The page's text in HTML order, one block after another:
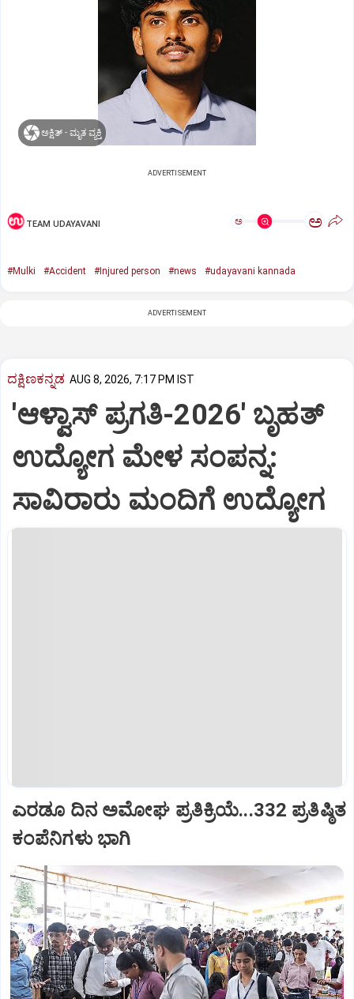
ಅಕ್ಷಿತ್‌ - ಮೃತ ವ್ಯಕ್ತಿ
ADVERTISEMENT
TEAM UDAYAVANI ಅ ಅ
#Mulki #Accident #Injured person #news #udayavani kannada
ADVERTISEMENT
ದಕ್ಷಿಣಕನ್ನಡ AUG 8, 2026, 7:17 PM IST
'ಆಳ್ವಾಸ್‌ ಪ್ರಗತಿ-2026' ಬೃಹತ್
ಉದ್ಯೋಗ ಮೇಳ ಸಂಪನ್ನ:
ಸಾವಿರಾರು ಮಂದಿಗೆ ಉದ್ಯೋಗ
ಎರಡೂ ದಿನ ಅಮೋಘ ಪ್ರತಿಕ್ರಿಯೆ...332 ಪ್ರತಿಷ್ಠಿತ
ಕಂಪೆನಿಗಳು ಭಾಗಿ